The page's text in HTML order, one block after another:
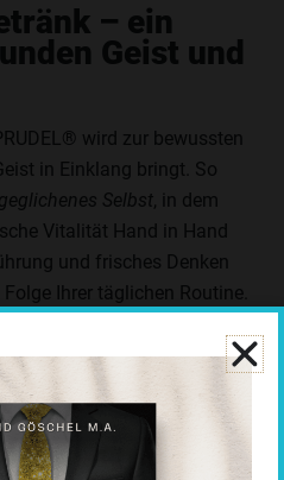
– ein
Geist und
wird zur bewussten
in Einklang bringt. So
Selbst , in dem
Vitalität Hand in Hand
und frisches Denken
Ihrer täglichen Routine.
dem Markt